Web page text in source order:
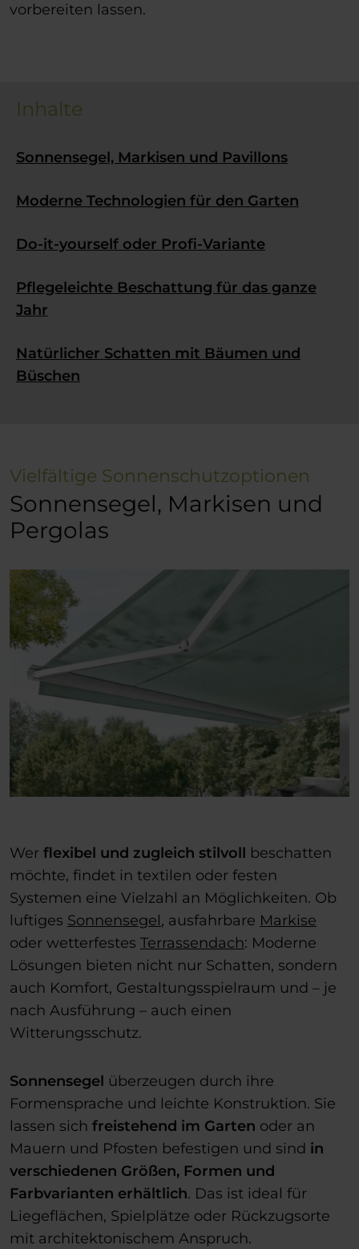
vorbereiten lassen.
Inhalte
Sonnensegel, Markisen und Pavillons
Moderne Technologien für den Garten
Do-it-yourself oder Profi-Variante
Pflegeleichte Beschattung für das ganze
Jahr
Natürlicher Schatten mit Bäumen und
Büschen
Vielfältige Sonnenschutzoptionen
Sonnensegel, Markisen und
Pergolas
Wer flexibel und zugleich stilvoll beschatten
möchte, findet in textilen oder festen
Systemen eine Vielzahl an Möglichkeiten. Ob
luftiges Sonnensegel, ausfahrbare Markise
oder wetterfestes Terrassendach: Moderne
Lösungen bieten nicht nur Schatten, sondern
auch Komfort, Gestaltungsspielraum und – je
nach Ausführung – auch einen
Witterungsschutz.
Sonnensegel überzeugen durch ihre
Formensprache und leichte Konstruktion. Sie
lassen sich freistehend im Garten oder an
Mauern und Pfosten befestigen und sind in
verschiedenen Größen, Formen und
Farbvarianten erhältlich. Das ist ideal für
Liegeflächen, Spielplätze oder Rückzugsorte
mit architektonischem Anspruch.